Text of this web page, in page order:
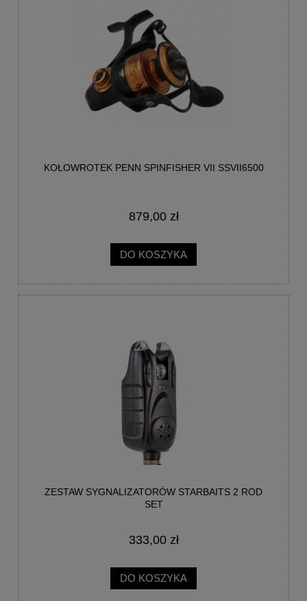
KOŁOWROTEK PENN SPINFISHER VII SSVII6500
879,00 zł
DO KOSZYKA
ZESTAW SYGNALIZATORÓW STARBAITS 2 ROD
SET
333,00 zł
DO KOSZYKA